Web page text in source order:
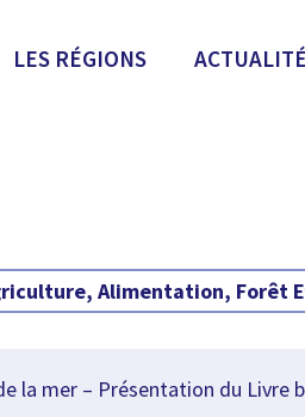
LES RÉGIONS
Alimentation, Forêt
la mer – Présentation du Livre